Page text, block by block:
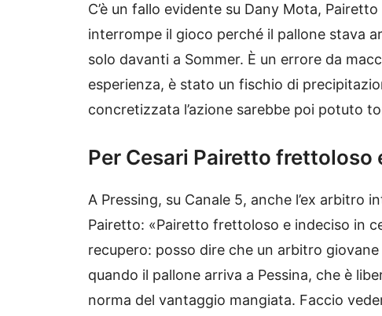
C’è un fallo evidente su Dany Mota,
interrompe il gioco perché il pallone stava
solo davanti a Sommer. È un errore da
esperienza, è stato un fischio di
concretizzata l’azione sarebbe poi potuto
Per Cesari Pairetto frettoloso
A Pressing, su Canale 5, anche l’ex arbitro
Pairetto: «Pairetto frettoloso e indeciso in
recupero: posso dire che un arbitro
quando il pallone arriva a Pessina, che è
norma del vantaggio mangiata. Faccio